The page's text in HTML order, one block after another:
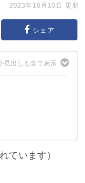
2023年10月10日 更新
シェア
トケーキ
【動画】
焼きドーナツ
腐【動画】
豆腐【動画】
豆腐【動画】
画】
】トロトロ旨煮【動画】
】
腐【動画】
】
ています）